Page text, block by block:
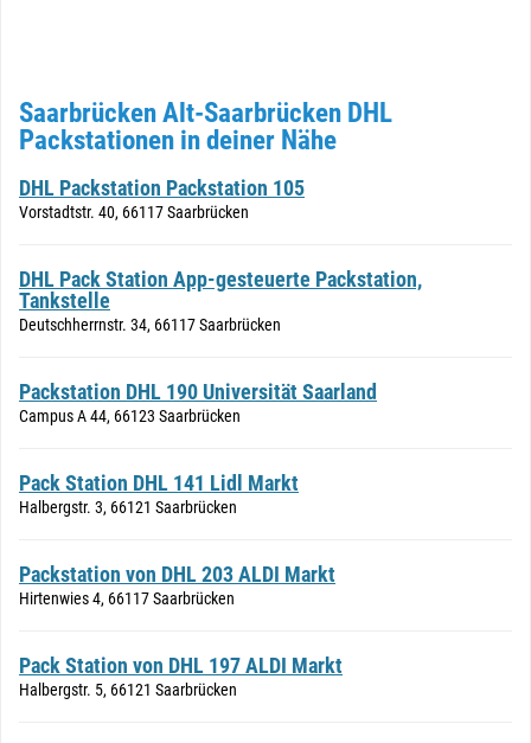
Saarbrücken Alt-Saarbrücken DHL
Packstationen in deiner Nähe
DHL Packstation Packstation 105
Vorstadtstr. 40, 66117 Saarbrücken
DHL Pack Station App-gesteuerte Packstation,
Tankstelle
Deutschherrnstr. 34, 66117 Saarbrücken
Packstation DHL 190 Universität Saarland
Campus A 44, 66123 Saarbrücken
Pack Station DHL 141 Lidl Markt
Halbergstr. 3, 66121 Saarbrücken
Packstation von DHL 203 ALDI Markt
Hirtenwies 4, 66117 Saarbrücken
Pack Station von DHL 197 ALDI Markt
Halbergstr. 5, 66121 Saarbrücken